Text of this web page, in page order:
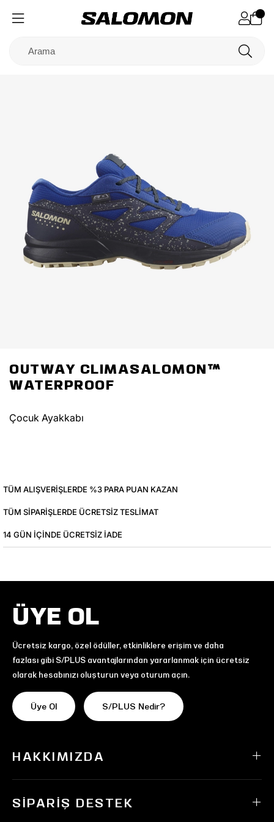
OUTWAY CLIMASALOMON™
WATERPROOF
Çocuk Ayakkabı
TÜM ALIŞVERIŞLERDE %3 PARA PUAN KAZAN
TÜM SIPARIŞLERDE ÜCRETSIZ TESLIMAT
14 GÜN IÇINDE ÜCRETSIZ IADE
ÜYE OL
Ücretsiz kargo, özel ödüller, etkinliklere erişim ve daha
fazlası gibi S/PLUS avantajlarından yararlanmak için ücretsiz
olarak hesabınızı oluşturun veya oturum açın.
Üye Ol S/PLUS Nedir?
HAKKIMIZDA
SIPARIŞ DESTEK